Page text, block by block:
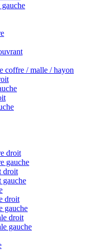
coffre / malle / hayon
droit
gauche
droit
gauche
droit
gauche
droit
gauche